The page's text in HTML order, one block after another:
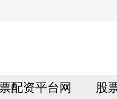
配资平台网 股